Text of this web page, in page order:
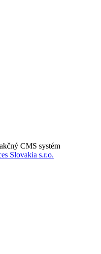
CMS systém
Slovakia s.r.o.